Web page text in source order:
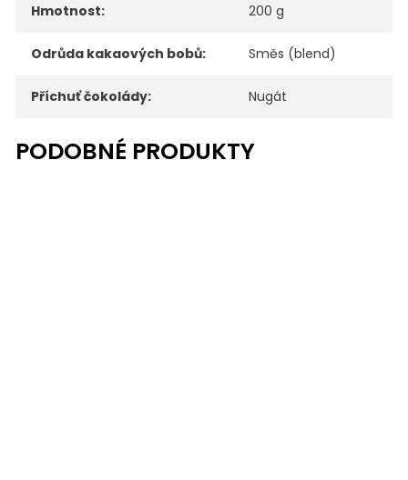
Hmotnost: 200 g
Odrůda kakaových bobů: Směs (blend)
Příchuť čokolády: Nugát